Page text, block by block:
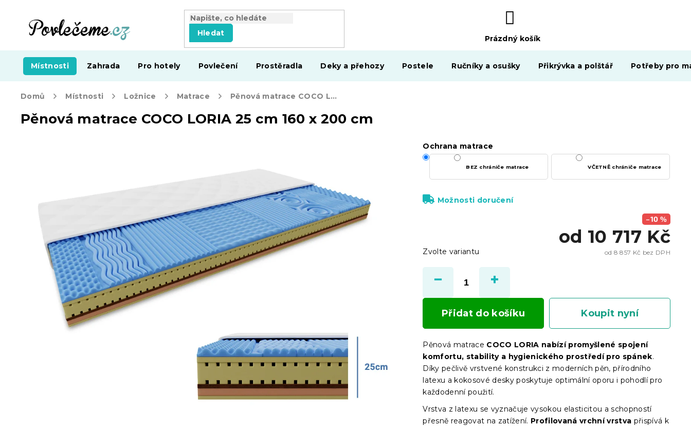
Hledat
NÁKUPNÍ
KOŠÍK
Prázdný košík
Místnosti Zahrada Pro hotely Povlečení Prostěradla Deky a přehozy Postele Ručníky a osušky Přikrývka a polštář Potřeby pro
Domů Místnosti Ložnice Matrace Pěnová matrace COCO LORIA 25 cm 160 x 200 cm
Pěnová matrace COCO LORIA 25 cm 160 x 200 cm
–10 %
od 10 717 Kč
od 8 857 Kč bez DPH
Zvolte variantu
Ochrana matrace
BEZ chrániče matrace VČETNĚ chrániče matrace
Možnosti doručení
Přidat do košíku Koupit nyní
Pěnová matrace COCO LORIA nabízí promyšlené spojení
komfortu, stability a hygienického prostředí pro spánek.
Díky pečlivě vrstvené konstrukci z moderních pěn, přírodního
latexu a kokosové desky poskytuje optimální oporu i pohodlí pro
každodenní použití.
Vrstva z latexu se vyznačuje vysokou elasticitou a schopností
přesně reagovat na zatížení. Profilovaná vrchní vrstva přispívá k